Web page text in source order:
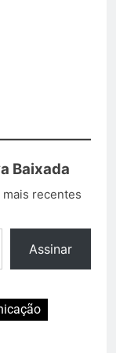
Baixada
recentes
Assinar